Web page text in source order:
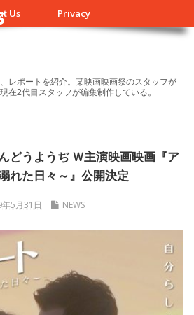
Us Privacy
レポートを紹介。某映画映画祭のスタッフが
在2代目スタッフが編集制作している。
どうようぢ Ｗ主演映画映画『ア
れた日々～』公開決定
5月31日 NEWS